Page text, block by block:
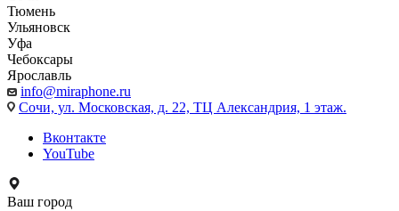
Тюмень
Ульяновск
Уфа
Чебоксары
Ярославль
info@miraphone.ru
Сочи, ул. Московская, д. 22, ТЦ Александрия, 1 этаж.
Вконтакте
YouTube
Ваш город